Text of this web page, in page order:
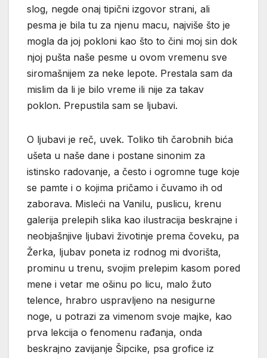
slog, negde onaj tipični izgovor strani, ali
pesma je bila tu za njenu macu, najviše što je
mogla da joj pokloni kao što to čini moj sin dok
njoj pušta naše pesme u ovom vremenu sve
siromašnijem za neke lepote. Prestala sam da
mislim da li je bilo vreme ili nije za takav
poklon. Prepustila sam se ljubavi.
O ljubavi je reč, uvek. Toliko tih čarobnih bića
ušeta u naše dane i postane sinonim za
istinsko radovanje, a često i ogromne tuge koje
se pamte i o kojima pričamo i čuvamo ih od
zaborava. Misleći na Vanilu, puslicu, krenu
galerija prelepih slika kao ilustracija beskrajne i
neobjašnjive ljubavi životinje prema čoveku, pa
Žerka, ljubav poneta iz rodnog mi dvorišta,
prominu u trenu, svojim prelepim kasom pored
mene i vetar me ošinu po licu, malo žuto
telence, hrabro uspravljeno na nesigurne
noge, u potrazi za vimenom svoje majke, kao
prva lekcija o fenomenu rađanja, onda
beskrajno zavijanje Šipcike, psa grofice iz